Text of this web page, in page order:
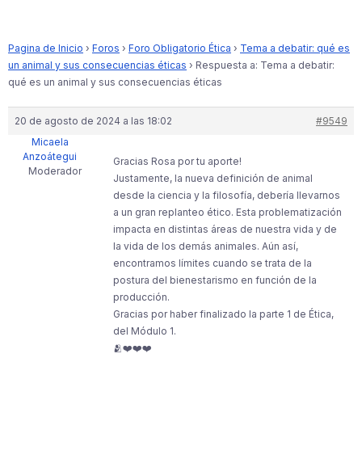
Pagina de Inicio › Foros › Foro Obligatorio Ética › Tema a debatir: qué es
un animal y sus consecuencias éticas › Respuesta a: Tema a debatir:
qué es un animal y sus consecuencias éticas
20 de agosto de 2024 a las 18:02
#9549
Micaela
Anzoátegui
Moderador
Gracias Rosa por tu aporte!
Justamente, la nueva definición de animal
desde la ciencia y la filosofía, debería llevarnos
a un gran replanteo ético. Esta problematización
impacta en distintas áreas de nuestra vida y de
la vida de los demás animales. Aún así,
encontramos límites cuando se trata de la
postura del bienestarismo en función de la
producción.
Gracias por haber finalizado la parte 1 de Ética,
del Módulo 1.
🫂❤️❤️❤️